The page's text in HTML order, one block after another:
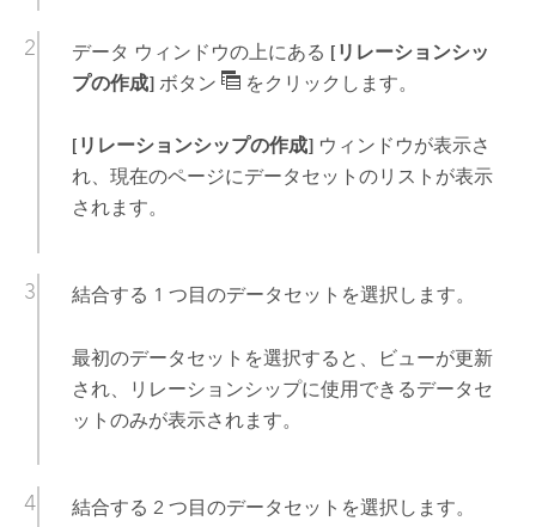
データ ウィンドウの上にある [リレーションシッ
プの作成]ボタン をクリックします。
[リレーションシップの作成]ウィンドウが表示さ
れ、現在のページにデータセットのリストが表示
されます。
結合する 1 つ目のデータセットを選択します。
最初のデータセットを選択すると、ビューが更新
され、リレーションシップに使用できるデータセ
ットのみが表示されます。
結合する 2 つ目のデータセットを選択します。